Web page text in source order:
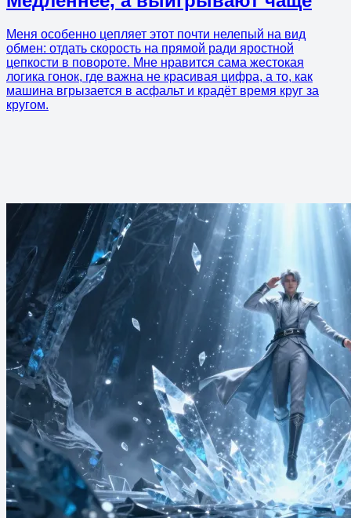
Меня особенно цепляет этот почти нелепый на вид
обмен: отдать скорость на прямой ради яростной
цепкости в повороте. Мне нравится сама жестокая
логика гонок, где важна не красивая цифра, а то, как
машина вгрызается в асфальт и крадёт время круг за
кругом.